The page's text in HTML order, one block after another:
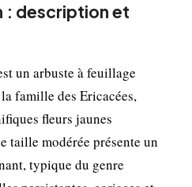
: description et
un arbuste à feuillage
famille des Ericacées,
fleurs jaunes
taille modérée présente un
typique du genre